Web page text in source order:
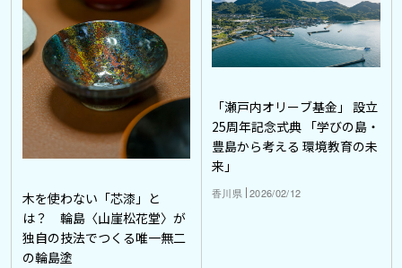
木を使わない「芯漆」と
は？ 輪島〈山崖松花堂〉が
独自の技法でつくる唯一無二
の輪島塗
「瀬戸内オリーブ基金」 設立
25周年記念式典 「学びの島・
豊島から考える 環境教育の未
来」
香川県 2026/02/12